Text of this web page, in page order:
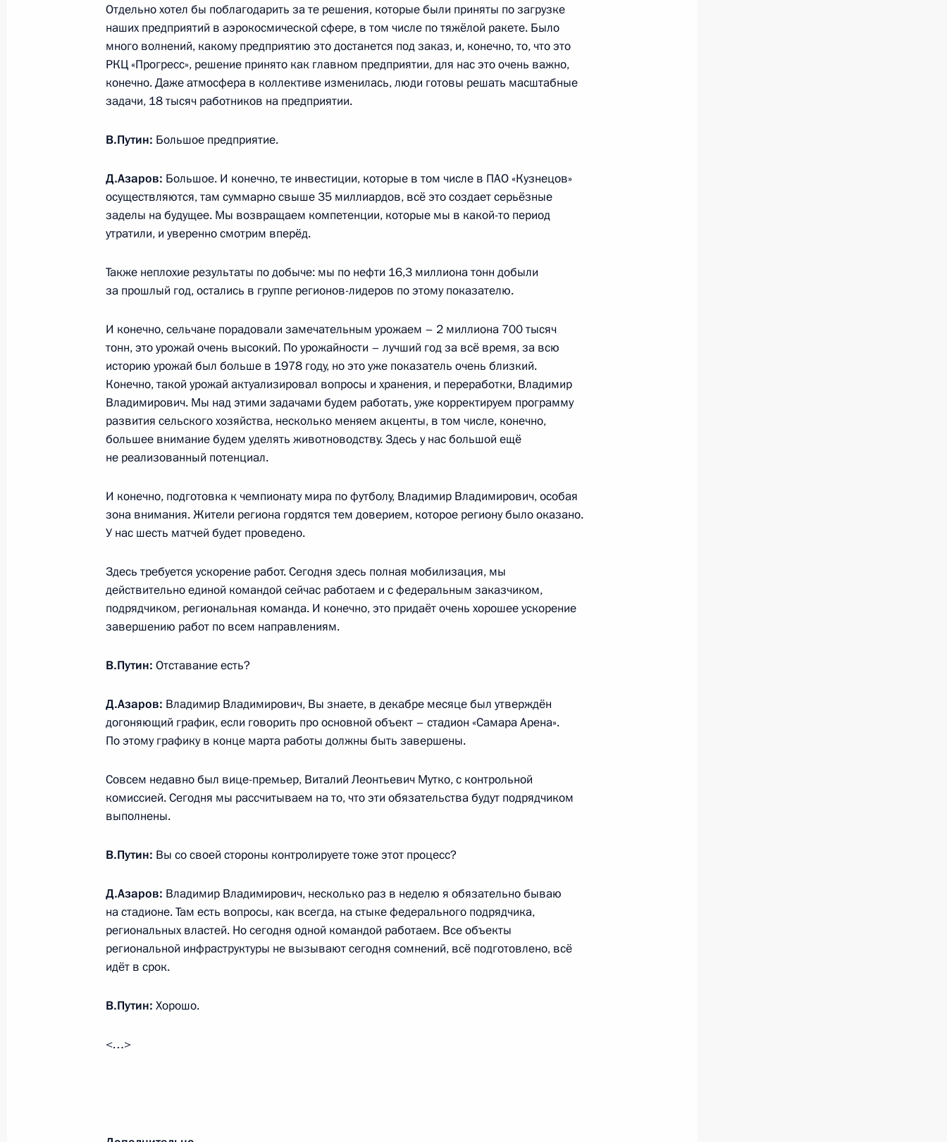
Владимир Путин прибыл в Дагестан
13 марта 2018 года, 14:50
Поездка в Самарскую область
7 марта 2018 года
Подписан закон, предоставляющий региональным властям
полномочия по установлению дифференцированных ставок
единого сельскохозяйственного налога
Подписан закон, возлагающий на Росгвардию задачи
по обеспечению безопасности высших должностных лиц
субъектов Федерации
7 марта 2018 года, 16:50
В Бюджетный кодекс внесены изменения
Встреча с врио губернатора Самарской области Дмитрием
7 марта 2018 года, 14:15
7 марта 2018 года, 11:35
Владимир Путин прибыл в Самару
6 марта 2018 года
Посещение корпорации «Уралвагонзавод»
6 марта 2018 года, 14:45
Совещание о ходе исполнения поручений Президента
6 марта 2018 года, 14:00
5 марта 2018 года, 17:00
Отдельно хотел бы поблагодарить за те решения, которые были приняты по загрузке
наших предприятий в аэрокосмической сфере, в том числе по тяжёлой ракете. Было
много волнений, какому предприятию это достанется под заказ, и, конечно, то, что это
РКЦ «Прогресс», решение принято как главном предприятии, для нас это очень важно,
конечно. Даже атмосфера в коллективе изменилась, люди готовы решать масштабные
задачи, 18 тысяч работников на предприятии.
В.Путин: Большое предприятие.
Д.Азаров: Большое. И конечно, те инвестиции, которые в том числе в ПАО «Кузнецов»
осуществляются, там суммарно свыше 35 миллиардов, всё это создает серьёзные
заделы на будущее. Мы возвращаем компетенции, которые мы в какой-то период
утратили, и уверенно смотрим вперёд.
Также неплохие результаты по добыче: мы по нефти 16,3 миллиона тонн добыли
за прошлый год, остались в группе регионов-лидеров по этому показателю.
И конечно, сельчане порадовали замечательным урожаем – 2 миллиона 700 тысяч
тонн, это урожай очень высокий. По урожайности – лучший год за всё время, за всю
историю урожай был больше в 1978 году, но это уже показатель очень близкий.
Конечно, такой урожай актуализировал вопросы и хранения, и переработки, Владимир
Владимирович. Мы над этими задачами будем работать, уже корректируем программу
развития сельского хозяйства, несколько меняем акценты, в том числе, конечно,
большее внимание будем уделять животноводству. Здесь у нас большой ещё
не реализованный потенциал.
И конечно, подготовка к чемпионату мира по футболу, Владимир Владимирович, особая
зона внимания. Жители региона гордятся тем доверием, которое региону было оказано.
У нас шесть матчей будет проведено.
Здесь требуется ускорение работ. Сегодня здесь полная мобилизация, мы
действительно единой командой сейчас работаем и с федеральным заказчиком,
подрядчиком, региональная команда. И конечно, это придаёт очень хорошее ускорение
завершению работ по всем направлениям.
В.Путин: Отставание есть?
Д.Азаров: Владимир Владимирович, Вы знаете, в декабре месяце был утверждён
догоняющий график, если говорить про основной объект – стадион «Самара Арена».
По этому графику в конце марта работы должны быть завершены.
Совсем недавно был вице-премьер, Виталий Леонтьевич Мутко, с контрольной
комиссией. Сегодня мы рассчитываем на то, что эти обязательства будут подрядчиком
выполнены.
В.Путин: Вы со своей стороны контролируете тоже этот процесс?
Д.Азаров: Владимир Владимирович, несколько раз в неделю я обязательно бываю
на стадионе. Там есть вопросы, как всегда, на стыке федерального подрядчика,
региональных властей. Но сегодня одной командой работаем. Все объекты
региональной инфраструктуры не вызывают сегодня сомнений, всё подготовлено, всё
идёт в срок.
В.Путин: Хорошо.
<…>